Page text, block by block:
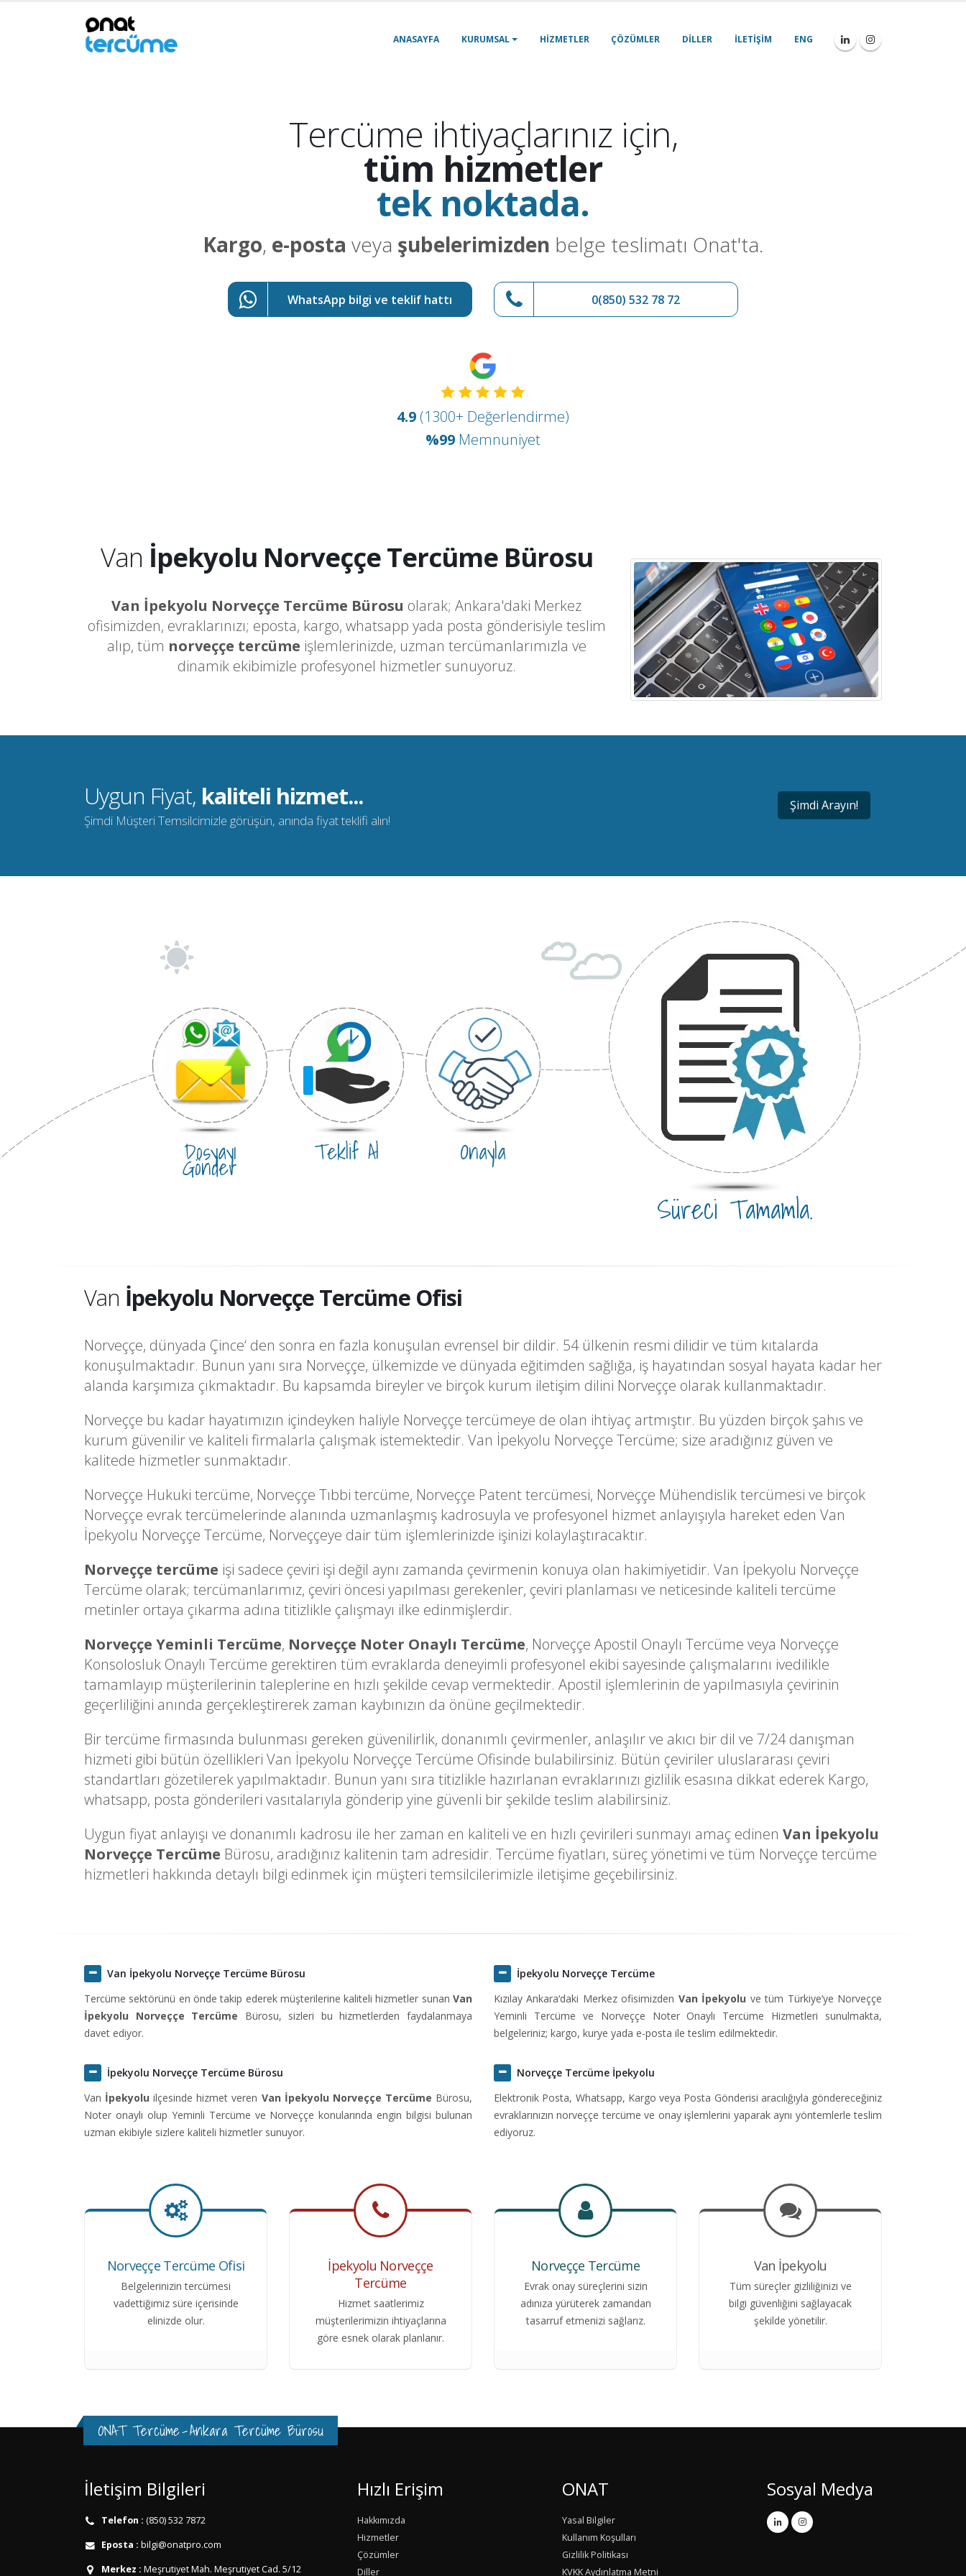
ANASAYFA KURUMSAL HIZMETLER ÇÖZÜMLER DILLER İLETIŞIM ENG
Tercüme ihtiyaçlarınız için,
tüm hizmetler
tek noktada.
Kargo, e-posta veya şubelerimizden belge teslimatı Onat'ta.
WhatsApp bilgi ve teklif hattı 0(850) 532 78 72
4.9 (1300+ Değerlendirme)
%99 Memnuniyet
Van İpekyolu Norveççe Tercüme Bürosu
Van İpekyolu Norveççe Tercüme Bürosu olarak; Ankara'daki Merkez
ofisimizden, evraklarınızı; eposta, kargo, whatsapp yada posta gönderisiyle teslim
alıp, tüm norveççe tercüme işlemlerinizde, uzman tercümanlarımızla ve
dinamik ekibimizle profesyonel hizmetler sunuyoruz.
Uygun Fiyat, kaliteli hizmet...
Şimdi Müşteri Temsilcimizle görüşün, anında fiyat teklifi alın!
Şimdi Arayın!
Dosyayı
Gönder Teklif Al Onayla
Süreci Tamamla.
Van İpekyolu Norveççe Tercüme Ofisi
Norveççe, dünyada Çince‘ den sonra en fazla konuşulan evrensel bir dildir. 54 ülkenin resmi dilidir ve tüm kıtalarda
konuşulmaktadır. Bunun yanı sıra Norveççe, ülkemizde ve dünyada eğitimden sağlığa, iş hayatından sosyal hayata kadar her
alanda karşımıza çıkmaktadır. Bu kapsamda bireyler ve birçok kurum iletişim dilini Norveççe olarak kullanmaktadır.
Norveççe bu kadar hayatımızın içindeyken haliyle Norveççe tercümeye de olan ihtiyaç artmıştır. Bu yüzden birçok şahıs ve
kurum güvenilir ve kaliteli firmalarla çalışmak istemektedir. Van İpekyolu Norveççe Tercüme; size aradığınız güven ve
kalitede hizmetler sunmaktadır.
Norveççe Hukuki tercüme, Norveççe Tıbbi tercüme, Norveççe Patent tercümesi, Norveççe Mühendislik tercümesi ve birçok
Norveççe evrak tercümelerinde alanında uzmanlaşmış kadrosuyla ve profesyonel hizmet anlayışıyla hareket eden Van
İpekyolu Norveççe Tercüme, Norveççeye dair tüm işlemlerinizde işinizi kolaylaştıracaktır.
Norveççe tercüme işi sadece çeviri işi değil aynı zamanda çevirmenin konuya olan hakimiyetidir. Van İpekyolu Norveççe
Tercüme olarak; tercümanlarımız, çeviri öncesi yapılması gerekenler, çeviri planlaması ve neticesinde kaliteli tercüme
metinler ortaya çıkarma adına titizlikle çalışmayı ilke edinmişlerdir.
Norveççe Yeminli Tercüme, Norveççe Noter Onaylı Tercüme, Norveççe Apostil Onaylı Tercüme veya Norveççe
Konsolosluk Onaylı Tercüme gerektiren tüm evraklarda deneyimli profesyonel ekibi sayesinde çalışmalarını ivedilikle
tamamlayıp müşterilerinin taleplerine en hızlı şekilde cevap vermektedir. Apostil işlemlerinin de yapılmasıyla çevirinin
geçerliliğini anında gerçekleştirerek zaman kaybınızın da önüne geçilmektedir.
Bir tercüme firmasında bulunması gereken güvenilirlik, donanımlı çevirmenler, anlaşılır ve akıcı bir dil ve 7/24 danışman
hizmeti gibi bütün özellikleri Van İpekyolu Norveççe Tercüme Ofisinde bulabilirsiniz. Bütün çeviriler uluslararası çeviri
standartları gözetilerek yapılmaktadır. Bunun yanı sıra titizlikle hazırlanan evraklarınızı gizlilik esasına dikkat ederek Kargo,
whatsapp, posta gönderileri vasıtalarıyla gönderip yine güvenli bir şekilde teslim alabilirsiniz.
Uygun fiyat anlayışı ve donanımlı kadrosu ile her zaman en kaliteli ve en hızlı çevirileri sunmayı amaç edinen Van İpekyolu
Norveççe Tercüme Bürosu, aradığınız kalitenin tam adresidir. Tercüme fiyatları, süreç yönetimi ve tüm Norveççe tercüme
hizmetleri hakkında detaylı bilgi edinmek için müşteri temsilcilerimizle iletişime geçebilirsiniz.
Van İpekyolu Norveççe Tercüme Bürosu
Tercüme sektörünü en önde takip ederek müşterilerine kaliteli hizmetler sunan Van
İpekyolu Norveççe Tercüme Bürosu, sizleri bu hizmetlerden faydalanmaya
davet ediyor.
İpekyolu Norveççe Tercüme Bürosu
Van İpekyolu ilçesinde hizmet veren Van İpekyolu Norveççe Tercüme Bürosu,
Noter onaylı olup Yeminli Tercüme ve Norveççe konularında engin bilgisi bulunan
uzman ekibiyle sizlere kaliteli hizmetler sunuyor.
İpekyolu Norveççe Tercüme
Kızılay Ankara‘daki Merkez ofisimizden Van İpekyolu ve tüm Türkiye’ye Norveççe
Yeminli Tercüme ve Norveççe Noter Onaylı Tercüme Hizmetleri sunulmakta,
belgeleriniz; kargo, kurye yada e-posta ile teslim edilmektedir.
Norveççe Tercüme İpekyolu
Elektronik Posta, Whatsapp, Kargo veya Posta Gönderisi aracılığıyla göndereceğiniz
evraklarınızın norveççe tercüme ve onay işlemlerini yaparak aynı yöntemlerle teslim
ediyoruz.
Norveççe Tercüme Ofisi
Belgelerinizin tercümesi
vadettiğimiz süre içerisinde
elinizde olur.
İpekyolu Norveççe
Tercüme
Hizmet saatlerimiz
müşterilerimizin ihtiyaçlarına
göre esnek olarak planlanır.
Norveççe Tercüme
Evrak onay süreçlerini sizin
adınıza yürüterek zamandan
tasarruf etmenizi sağlarız.
Van İpekyolu
Tüm süreçler gizliliğinizi ve
bilgi güvenliğini sağlayacak
şekilde yönetilir.
ONAT Tercüme-Ankara Tercüme Bürosu
İletişim Bilgileri
Telefon : (850) 532 7872
Eposta : bilgi@onatpro.com
Merkez : Meşrutiyet Mah. Meşrutiyet Cad. 5/12
Hızlı Erişim
Hakkımızda
Hizmetler
Çözümler
Diller
ONAT
Yasal Bilgiler
Kullanım Koşulları
Gizlilik Politikası
KVKK Aydınlatma Metni
Sosyal Medya